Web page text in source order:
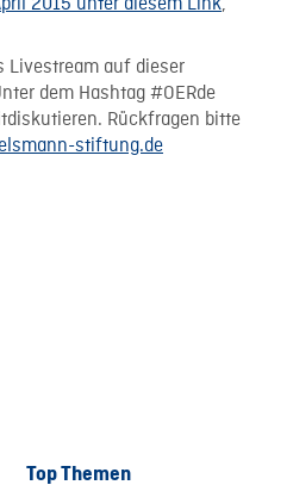
2015 unter diesem Link,
Livestream auf dieser
dem Hashtag #OERde
Rückfragen bitte
stiftung.de
Top Themen